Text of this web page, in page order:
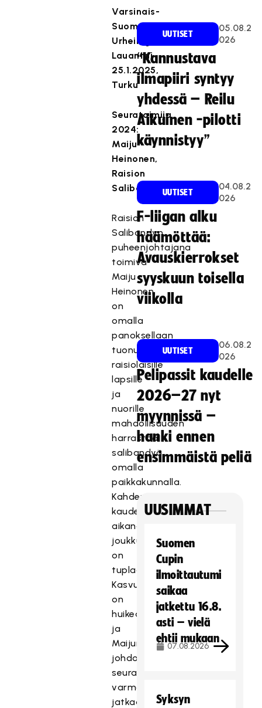
Varsinais-
Suomen
Urheilugaala
Lauantai
25.1.2025,
Turku
Seuratoimija
2024:
Maiju
Heinonen,
Raision
Salibandy
Raision
Salibandyn
puheenjohtajana
toimiva
Maiju
Heinonen
on
omalla
panoksellaan
tuonut
raisiolaisille
lapsille
ja
nuorille
mahdollisuuden
harrastaa
salibandyä
omalla
paikkakunnalla.
Kahden
kauden
aikana
joukkuemäärä
on
tuplaantunut.
Kasvutarina
on
huikea
ja
Maijun
johdolla
seuran
varmasti
jatkaa
UUTISET
05.08.2
026
“Kannustava
ilmapiiri syntyy
yhdessä – Reilu
Aikuinen -pilotti
käynnistyy”
UUTISET
04.08.2
026
F-liigan alku
häämöttää:
Avauskierrokset
syyskuun toisella
viikolla
UUTISET
06.08.2
026
Pelipassit kaudelle
2026–27 nyt
myynnissä –
hanki ennen
ensimmäistä peliä
UUSIMMAT
Suomen
Cupin
ilmoittautumi
saikaa
jatkettu 16.8.
asti – vielä
ehtii mukaan
07.08.2026
Syksyn